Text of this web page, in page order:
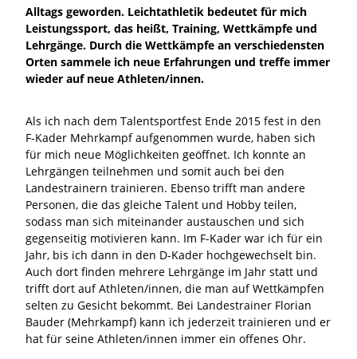
Alltags geworden. Leichtathletik bedeutet für mich
Leistungssport, das heißt, Training, Wettkämpfe und
Lehrgänge. Durch die Wettkämpfe an verschiedensten
Orten sammele ich neue Erfahrungen und treffe immer
wieder auf neue Athleten/innen.
Als ich nach dem Talentsportfest Ende 2015 fest in den
F-Kader Mehrkampf aufgenommen wurde, haben sich
für mich neue Möglichkeiten geöffnet. Ich konnte an
Lehrgängen teilnehmen und somit auch bei den
Landestrainern trainieren. Ebenso trifft man andere
Personen, die das gleiche Talent und Hobby teilen,
sodass man sich miteinander austauschen und sich
gegenseitig motivieren kann. Im F-Kader war ich für ein
Jahr, bis ich dann in den D-Kader hochgewechselt bin.
Auch dort finden mehrere Lehrgänge im Jahr statt und
trifft dort auf Athleten/innen, die man auf Wettkämpfen
selten zu Gesicht bekommt. Bei Landestrainer Florian
Bauder (Mehrkampf) kann ich jederzeit trainieren und er
hat für seine Athleten/innen immer ein offenes Ohr.